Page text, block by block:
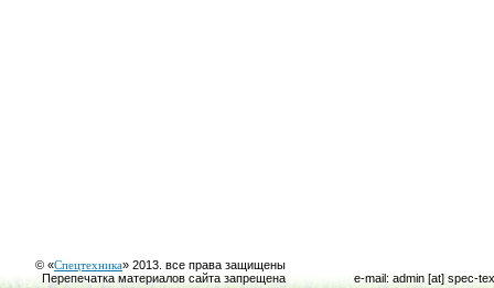
© «Спецтехника» 2013. все права защищены
Перепечатка материалов сайта запрещена
e-mail: admin [at] spec-